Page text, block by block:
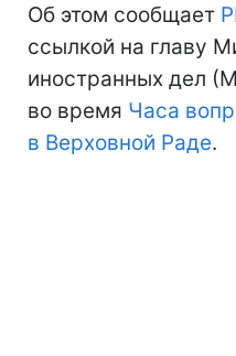
Об этом сообщает
ссылкой на главу
иностранных дел
во время Часа
в Верховной Раде.